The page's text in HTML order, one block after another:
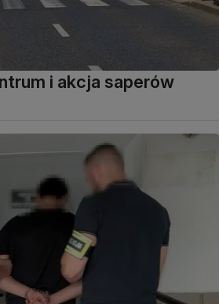
i akcja saperów